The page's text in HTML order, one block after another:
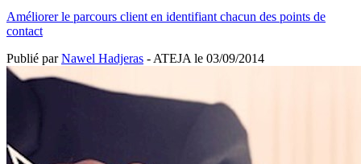
Améliorer le parcours client en identifiant chacun des points de
contact
Publié parNawel Hadjeras - ATEJA le 03/09/2014